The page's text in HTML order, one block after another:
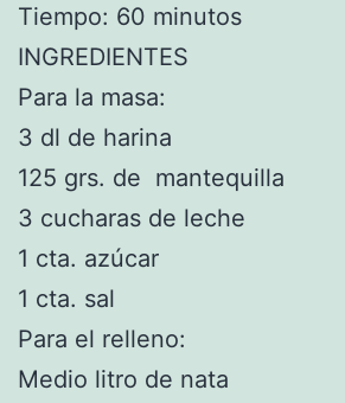
Tiempo: 60 minutos
INGREDIENTES
Para la masa:
3 dl de harina
125 grs. de mantequilla
3 cucharas de leche
1 cta. azúcar
1 cta. sal
Para el relleno:
Medio litro de nata